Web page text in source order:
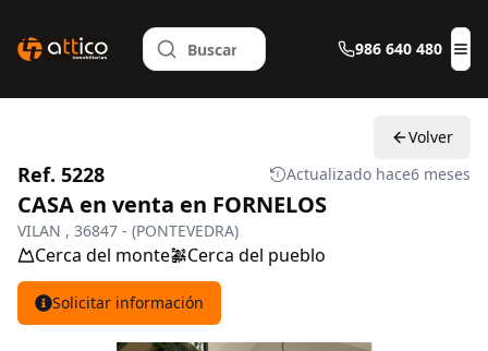
986 640 480
Volver
Ref. 5228 Actualizado hace6 meses
CASA en venta en FORNELOS
VILAN , 36847 - (PONTEVEDRA)
Cerca del monte Cerca del pueblo
Solicitar información